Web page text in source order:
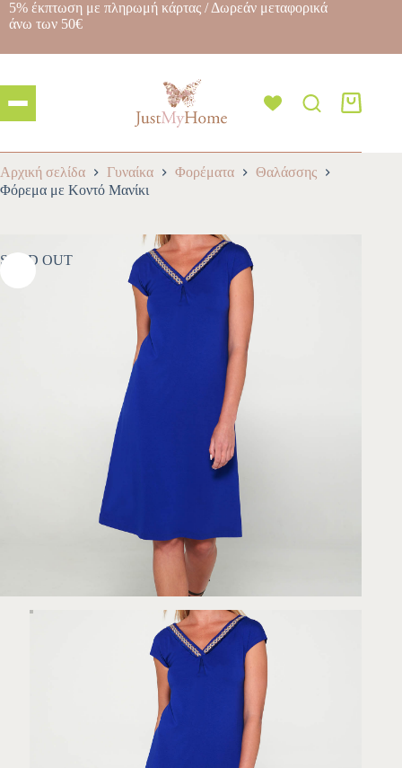
5% έκπτωση με πληρωμή κάρτας / Δωρεάν μεταφορικά
άνω των 50€
Αρχική σελίδα Γυναίκα Φορέματα
Θαλάσσης
Φόρεμα με Κοντό Μανίκι
SOLD OUT